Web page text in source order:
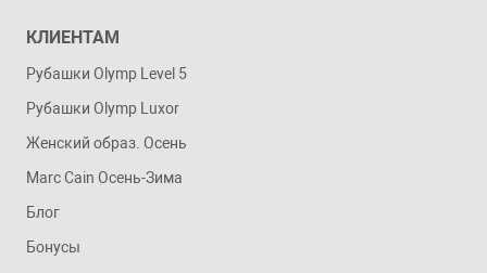
КЛИЕНТАМ
Рубашки Olymp Level 5
Рубашки Olymp Luxor
Женский образ. Осень
Marc Cain Осень-Зима
Блог
Бонусы